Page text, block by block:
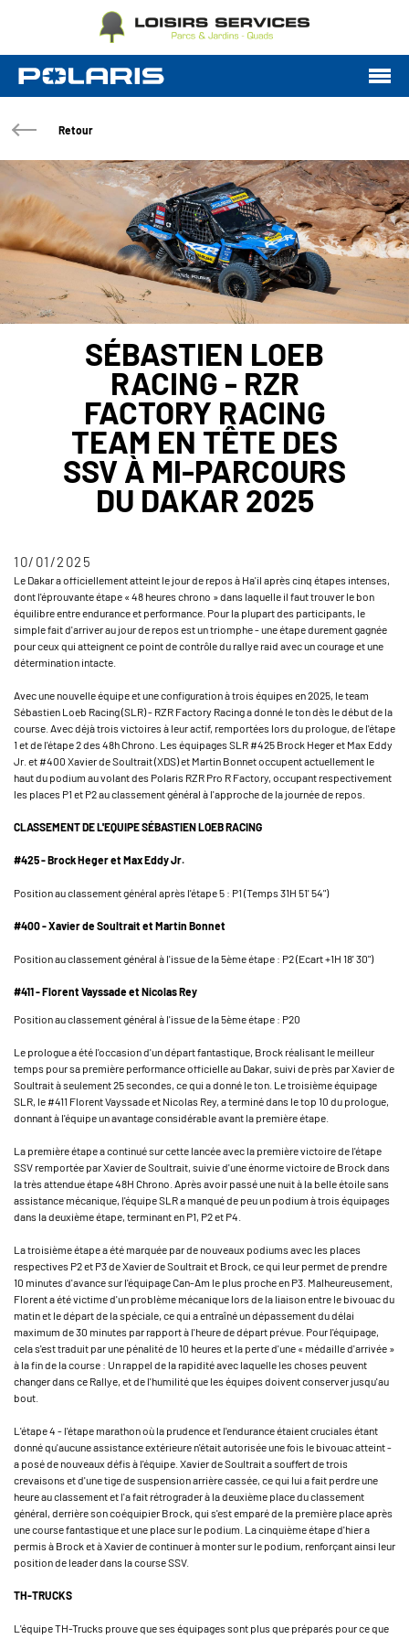
Retour
SÉBASTIEN LOEB
RACING - RZR
FACTORY RACING
TEAM EN TÊTE DES
SSV À MI-PARCOURS
DU DAKAR 2025
10/01/2025
Le Dakar a officiellement atteint le jour de repos à Ha'il après cinq étapes intenses,
dont l'éprouvante étape « 48 heures chrono » dans laquelle il faut trouver le bon
équilibre entre endurance et performance. Pour la plupart des participants, le
simple fait d'arriver au jour de repos est un triomphe - une étape durement gagnée
pour ceux qui atteignent ce point de contrôle du rallye raid avec un courage et une
détermination intacte.
Avec une nouvelle équipe et une configuration à trois équipes en 2025, le team
Sébastien Loeb Racing (SLR) - RZR Factory Racing a donné le ton dès le début de la
course. Avec déjà trois victoires à leur actif, remportées lors du prologue, de l'étape
1 et de l'étape 2 des 48h Chrono. Les équipages SLR #425 Brock Heger et Max Eddy
Jr. et #400 Xavier de Soultrait (XDS) et Martin Bonnet occupent actuellement le
haut du podium au volant des Polaris RZR Pro R Factory, occupant respectivement
les places P1 et P2 au classement général à l'approche de la journée de repos.
CLASSEMENT DE L'EQUIPE SÉBASTIEN LOEB RACING
#425 - Brock Heger et Max Eddy Jr.
Position au classement général après l'étape 5 : P1 (Temps 31H 51' 54")
#400 - Xavier de Soultrait et Martin Bonnet
Position au classement général à l'issue de la 5ème étape : P2 (Ecart +1H 18' 30")
#411 - Florent Vayssade et Nicolas Rey
Position au classement général à l'issue de la 5ème étape : P20
Le prologue a été l'occasion d'un départ fantastique, Brock réalisant le meilleur
temps pour sa première performance officielle au Dakar, suivi de près par Xavier de
Soultrait à seulement 25 secondes, ce qui a donné le ton. Le troisième équipage
SLR, le #411 Florent Vayssade et Nicolas Rey, a terminé dans le top 10 du prologue,
donnant à l'équipe un avantage considérable avant la première étape.
La première étape a continué sur cette lancée avec la première victoire de l'étape
SSV remportée par Xavier de Soultrait, suivie d'une énorme victoire de Brock dans
la très attendue étape 48H Chrono. Après avoir passé une nuit à la belle étoile sans
assistance mécanique, l'équipe SLR a manqué de peu un podium à trois équipages
dans la deuxième étape, terminant en P1, P2 et P4.
La troisième étape a été marquée par de nouveaux podiums avec les places
respectives P2 et P3 de Xavier de Soultrait et Brock, ce qui leur permet de prendre
10 minutes d'avance sur l'équipage Can-Am le plus proche en P3. Malheureusement,
Florent a été victime d'un problème mécanique lors de la liaison entre le bivouac du
matin et le départ de la spéciale, ce qui a entraîné un dépassement du délai
maximum de 30 minutes par rapport à l'heure de départ prévue. Pour l'équipage,
cela s'est traduit par une pénalité de 10 heures et la perte d'une « médaille d'arrivée »
à la fin de la course : Un rappel de la rapidité avec laquelle les choses peuvent
changer dans ce Rallye, et de l'humilité que les équipes doivent conserver jusqu'au
bout.
L'étape 4 - l'étape marathon où la prudence et l'endurance étaient cruciales étant
donné qu'aucune assistance extérieure n'était autorisée une fois le bivouac atteint -
a posé de nouveaux défis à l'équipe. Xavier de Soultrait a souffert de trois
crevaisons et d'une tige de suspension arrière cassée, ce qui lui a fait perdre une
heure au classement et l'a fait rétrograder à la deuxième place du classement
général, derrière son coéquipier Brock, qui s'est emparé de la première place après
une course fantastique et une place sur le podium. La cinquième étape d'hier a
permis à Brock et à Xavier de continuer à monter sur le podium, renforçant ainsi leur
position de leader dans la course SSV.
TH-TRUCKS
L'équipe TH-Trucks prouve que ses équipages sont plus que préparés pour ce que